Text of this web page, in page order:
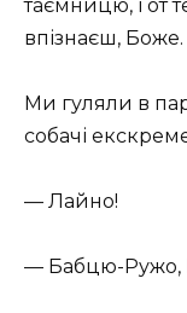
таємницю, і от
впізнаєш, Боже.
Ми гуляли в
собачі
— Лайно!
— Бабцю-Ружо,